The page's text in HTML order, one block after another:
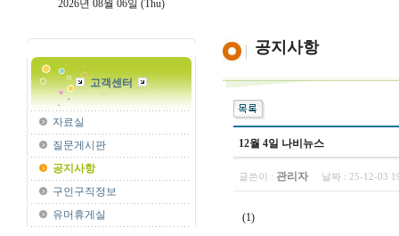
2026년 08월 06일 (Thu)
고객센터
자료실
질문게시판
공지사항
구인구직정보
유머휴게실
공지사항
12월 4일 나비뉴스
글쓴이 : 관리자 날짜 : 25-12-03
(1)